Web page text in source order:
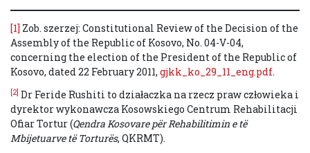
[1] Zob. szerzej: Constitutional Review of the Decision of the
Assembly of the Republic of Kosovo, No. 04-V-04,
concerning the election of the President of the Republic of
Kosovo, dated 22 February 2011, gjkk_ko_29_11_eng.pdf.
[2] Dr Feride Rushiti to działaczka na rzecz praw człowieka i
dyrektor wykonawcza Kosowskiego Centrum Rehabilitacji
Ofiar Tortur (Qendra Kosovare për Rehabilitimin e të
Mbijetuarve të Torturës, QKRMT).